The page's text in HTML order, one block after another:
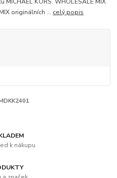
KORS. WHOLESALE MIX
originálních ... celý popis
k nákupu